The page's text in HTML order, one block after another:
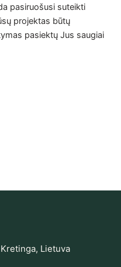
pasiruošusi suteikti
projektas būtų
pasiektų Jus saugiai
Lietuva